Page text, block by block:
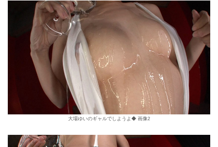
大場ゆいのギャルでしようよ◆ 画像2